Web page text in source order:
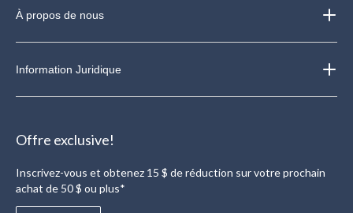
À propos de nous
Information Juridique
Offre exclusive!
Inscrivez-vous et obtenez 15 $ de réduction sur votre prochain
achat de 50 $ ou plus*